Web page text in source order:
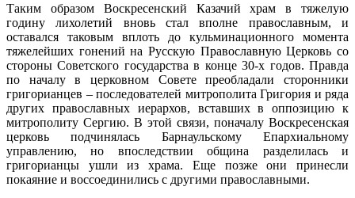
Таким образом Воскресенский Казачий храм в тяжелую
годину лихолетий вновь стал вполне православным, и
оставался таковым вплоть до кульминационного момента
тяжелейших гонений на Русскую Православную Церковь со
стороны Советского государства в конце 30-х годов. Правда
по началу в церковном Совете преобладали сторонники
григорианцев – последователей митрополита Григория и ряда
других православных иерархов, вставших в оппозицию к
митрополиту Сергию. В этой связи, поначалу Воскресенская
церковь подчинялась Барнаульскому Епархиальному
управлению, но впоследствии община разделилась и
григорианцы ушли из храма. Еще позже они принесли
покаяние и воссоединились с другими православными.